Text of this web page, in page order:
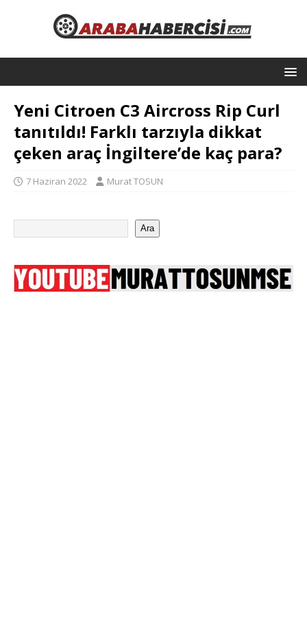
Yeni Citroen C3 Aircross Rip Curl
tanıtıldı! Farklı tarzıyla dikkat
çeken araç İngiltere’de kaç para?
7 Haziran 2022 Murat TOSUN
Ara